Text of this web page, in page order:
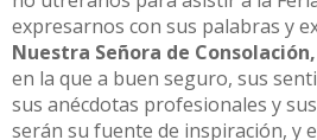
expresarnos con sus palabras y
Nuestra Señora de Consolación,
en la que a buen seguro, sus
sus anécdotas profesionales y
serán su fuente de inspiración, y